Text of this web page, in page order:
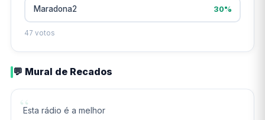
Maradona2 30%
47 votos
💬 Mural de Recados
“
Esta rádio é a melhor